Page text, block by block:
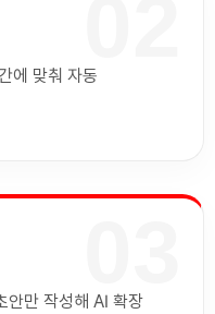
에 맞춰 자동
만 작성해 AI 확장